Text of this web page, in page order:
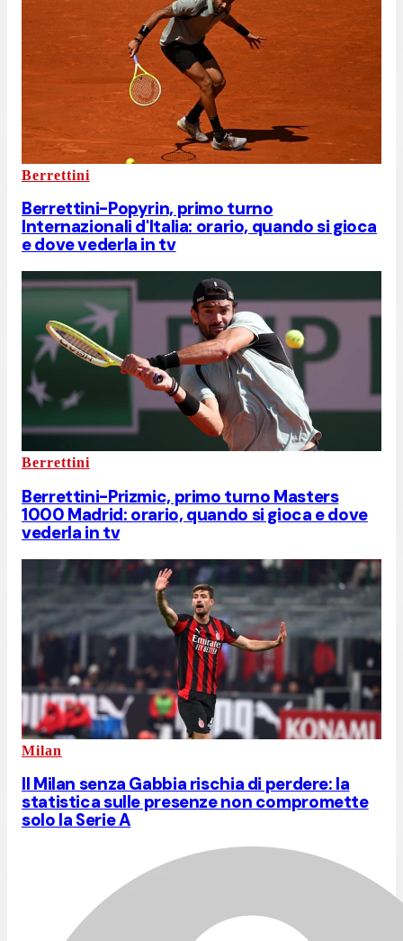
Berrettini
Berrettini-Popyrin, primo turno
Internazionali d'Italia: orario, quando si gioca
e dove vederla in tv
Berrettini
Berrettini-Prizmic, primo turno Masters
1000 Madrid: orario, quando si gioca e dove
vederla in tv
Milan
Il Milan senza Gabbia rischia di perdere: la
statistica sulle presenze non compromette
solo la Serie A